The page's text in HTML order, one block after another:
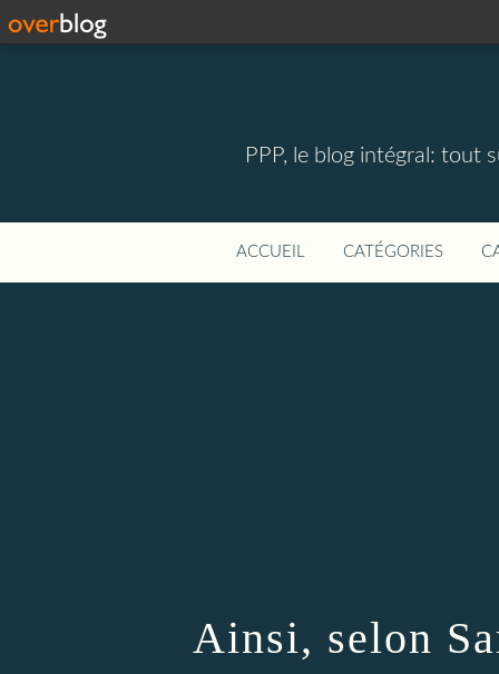
PPP, le blog intégral: tout
ACCUEIL CATÉGORIES
Ainsi, selon